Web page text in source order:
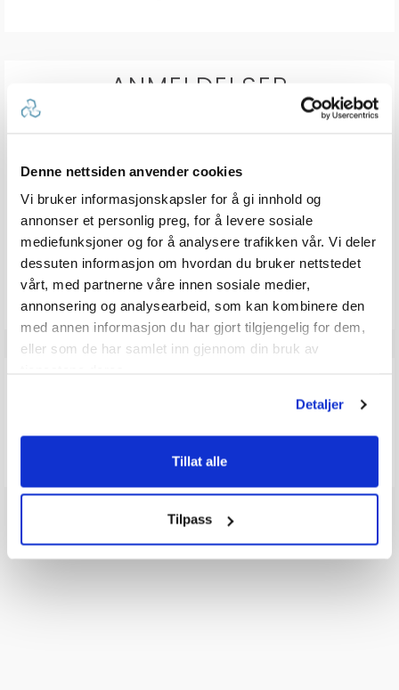
Denne nettsiden anvender cookies
Vi bruker informasjonskapsler for å gi innhold og
annonser et personlig preg, for å levere sosiale
mediefunksjoner og for å analysere trafikken vår. Vi deler
dessuten informasjon om hvordan du bruker nettstedet
vårt, med partnerne våre innen sosiale medier,
annonsering og analysearbeid, som kan kombinere den
med annen informasjon du har gjort tilgjengelig for dem,
eller som de har samlet inn gjennom din bruk av
Detaljer
Tillat alle
Tilpass
ANMELDELSER
Karakter: 3 av 5 mulige
0stemmer
Karakter: 2 av 5 mulige
stemmer
Karakter: 1 av 5 mulige
stemmer
mulige
Basert på 0 stemmer og
Vær oppmerksom på at noen kunder gir en rating uten å skrive en
review, og at antallet ratings derfor vil være forskjellig fra antall
reviews.
Send spørsmålet ditt